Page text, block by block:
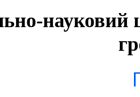
науковий